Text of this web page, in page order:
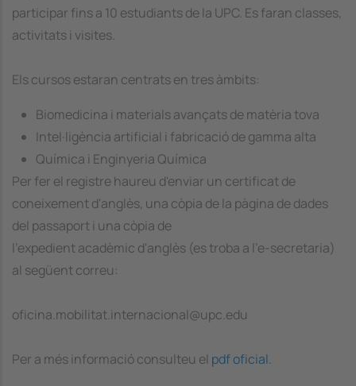
participar fins a 10 estudiants de la UPC. Es faran classes,
activitats i visites.
Els cursos estaran centrats en tres àmbits:
Biomedicina i materials avançats de matèria tova
Intel·ligència artificial i fabricació de gamma alta
Química i Enginyeria Química
Per fer el registre haureu d'enviar un certificat de
coneixement d'anglès, una còpia de la pàgina de dades
del passaport i una còpia de
l'expedient acadèmic d'anglès (es troba a l'e-secretaria)
al següent correu:
oficina.mobilitat.internacional@upc.edu
Per a més informació consulteu el pdf oficial.